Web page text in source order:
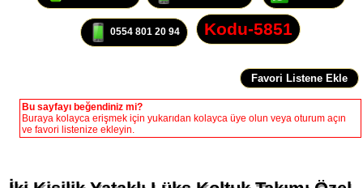
0554 801 20 94 Kodu-5851
Buraya kolayca erişmek için yukarıdan kolayca üye olun veya oturum açın
ve favori listenize ekleyin.
İki Kişilik Yataklı Lüks Koltuk Takımı Özel